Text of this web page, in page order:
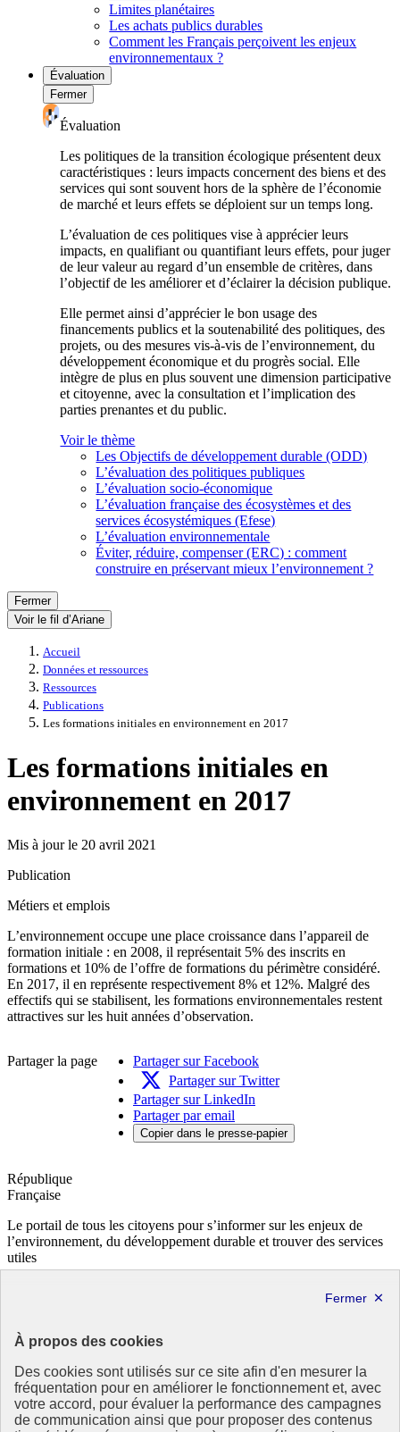
À propos des cookies
Des cookies sont utilisés sur ce site afin d'en mesurer la
fréquentation pour en améliorer le fonctionnement et, avec
votre accord, pour évaluer la performance des campagnes
de communication ainsi que pour proposer des contenus
Limites planétaires
Les achats publics durables
Comment les Français perçoivent les enjeux
environnementaux ?
Évaluation
Fermer
Évaluation
Les politiques de la transition écologique présentent deux
caractéristiques : leurs impacts concernent des biens et des
services qui sont souvent hors de la sphère de l’économie
de marché et leurs effets se déploient sur un temps long.
L’évaluation de ces politiques vise à apprécier leurs
impacts, en qualifiant ou quantifiant leurs effets, pour juger
de leur valeur au regard d’un ensemble de critères, dans
l’objectif de les améliorer et d’éclairer la décision publique.
Elle permet ainsi d’apprécier le bon usage des
financements publics et la soutenabilité des politiques, des
projets, ou des mesures vis-à-vis de l’environnement, du
développement économique et du progrès social. Elle
intègre de plus en plus souvent une dimension participative
et citoyenne, avec la consultation et l’implication des
parties prenantes et du public.
Voir le thème
Les Objectifs de développement durable (ODD)
L’évaluation des politiques publiques
L’évaluation socio-économique
L’évaluation française des écosystèmes et des
services écosystémiques (Efese)
L’évaluation environnementale
Éviter, réduire, compenser (ERC) : comment
construire en préservant mieux l’environnement ?
Fermer
Voir le fil d’Ariane
Accueil
Données et ressources
Ressources
Publications
Les formations initiales en environnement en 2017
Les formations initiales en
environnement en 2017
Mis à jour le 20 avril 2021
Publication
Métiers et emplois
L’environnement occupe une place croissance dans l’appareil de
formation initiale : en 2008, il représentait 5% des inscrits en
formations et 10% de l’offre de formations du périmètre considéré.
En 2017, il en représente respectivement 8% et 12%. Malgré des
effectifs qui se stabilisent, les formations environnementales restent
attractives sur les huit années d’observation.
Partager la page
Partager sur Facebook
Partager sur Twitter
Partager sur LinkedIn
Partager par email
Copier dans le presse-papier
République
Française
Le portail de tous les citoyens pour s’informer sur les enjeux de
l’environnement, du développement durable et trouver des services
utiles
data.gouv.fr- ouvre une nouvelle fenêtre
Partenaire